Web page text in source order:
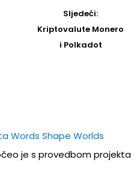
Sljedeći:Sljedeći
Post
Kriptovalute Monero
i Polkadot
Words Shape Worlds
je s provedbom projekta